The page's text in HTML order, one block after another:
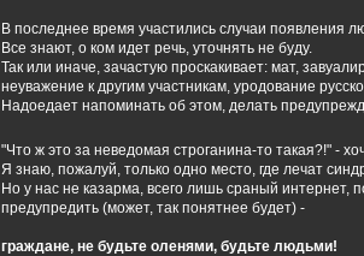
В последнее время участились случаи
Все знают, о ком идет речь, уточнять не буду.
Так или иначе, зачастую проскакивает: мат,
неуважение к другим участникам, уродование
Надоедает напоминать об этом, делать
"Что ж это за неведомая строганина-то такая?!" -
Я знаю, пожалуй, только одно место, где лечат
Но у нас не казарма, всего лишь сраный
предупредить (может, так понятнее будет) -
граждане, не будьте оленями, будьте людьми!